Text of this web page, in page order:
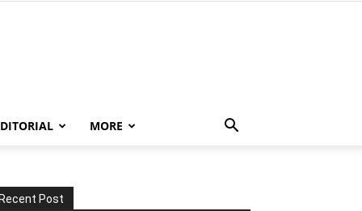
MORE
Recent Post